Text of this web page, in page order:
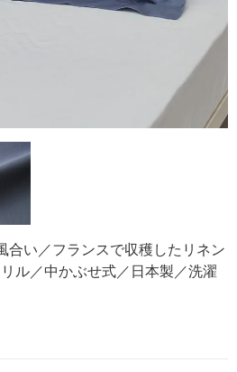
合い／フランスで収穫したリネン
ル／中かぶせ式／日本製／洗濯